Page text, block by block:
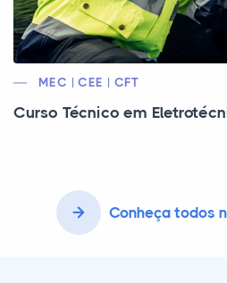
MEC | CEE | CFT
Curso Técnico em
Conheça todos